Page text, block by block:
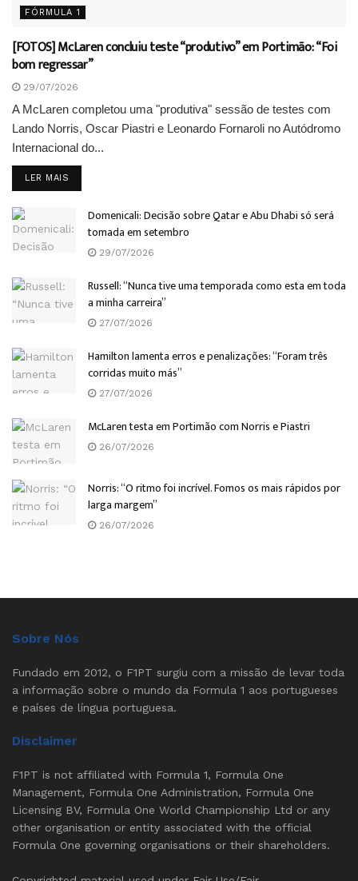
FÓRMULA 1
[FOTOS] McLaren concluiu teste “produtivo” em Portimão: “Foi
bom regressar”
29/07/2026
A McLaren completou uma "produtiva" sessão de testes com
Lando Norris, Oscar Piastri e Leonardo Fornaroli no Autódromo
Internacional do...
LER MAIS
Domenicali: Decisão sobre Qatar e Abu Dhabi só será
tomada em setembro
29/07/2026
Russell: “Nunca tive uma temporada como esta em toda
a minha carreira”
27/07/2026
Hamilton lamenta erros e penalizações: “Foram três
corridas muito más”
27/07/2026
McLaren testa em Portimão com Norris e Piastri
26/07/2026
Norris: “O ritmo foi incrível. Fomos os mais rápidos por
larga margem”
26/07/2026
Sobre Nós
Fundado em 2012, o F1PT surgiu com a missão de levar toda
a informação sobre o mundo da Formula 1 aos portugueses
e países de língua portuguesa.
Disclaimer
F1PT is not affiliated with Formula 1, Formula One
Management, Formula One Administration, Formula One
Licensing BV, Formula One World Championship Ltd or any
other organisation or entity associated with the official
Formula One governing organisations or their shareholders.